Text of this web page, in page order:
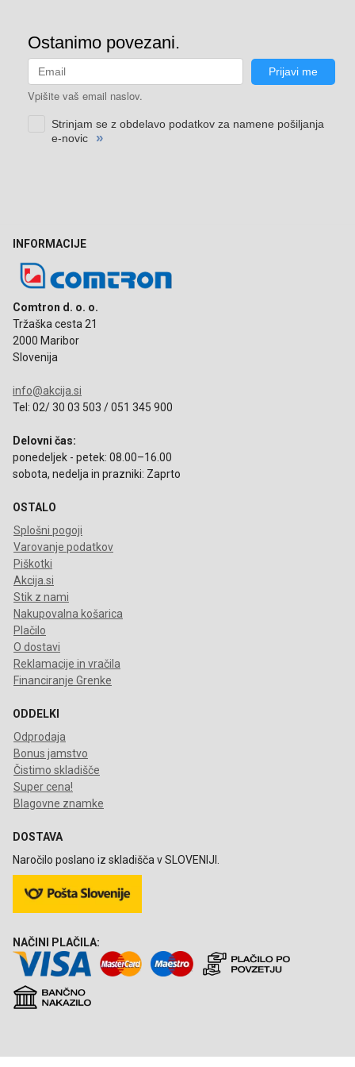
INFORMACIJE
Comtron d. o. o.
Tržaška cesta 21
2000 Maribor
Slovenija
info@akcija.si
Tel: 02/ 30 03 503 / 051 345 900
Delovni čas:
ponedeljek - petek: 08.00–16.00
sobota, nedelja in prazniki: Zaprto
OSTALO
Splošni pogoji
Varovanje podatkov
Piškotki
Akcija.si
Stik z nami
Nakupovalna košarica
Plačilo
O dostavi
Reklamacije in vračila
Financiranje Grenke
ODDELKI
Odprodaja
Bonus jamstvo
Čistimo skladišče
Super cena!
Blagovne znamke
DOSTAVA
Naročilo poslano iz skladišča v SLOVENIJI.
NAČINI PLAČILA: